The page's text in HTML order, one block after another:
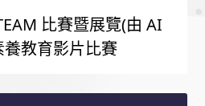
比賽暨展覽(由 AI
教育影片比賽